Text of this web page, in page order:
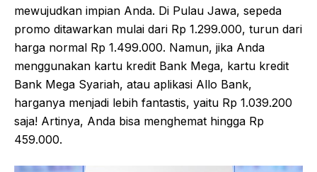
mewujudkan impian Anda. Di Pulau Jawa, sepeda
promo ditawarkan mulai dari Rp 1.299.000, turun dari
harga normal Rp 1.499.000. Namun, jika Anda
menggunakan kartu kredit Bank Mega, kartu kredit
Bank Mega Syariah, atau aplikasi Allo Bank,
harganya menjadi lebih fantastis, yaitu Rp 1.039.200
saja! Artinya, Anda bisa menghemat hingga Rp
459.000.